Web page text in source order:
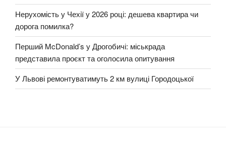
Нерухомість у Чехії у 2026 році: дешева квартира чи
дорога помилка?
Перший McDonald’s у Дрогобичі: міськрада
представила проєкт та оголосила опитування
У Львові ремонтуватимуть 2 км вулиці Городоцької